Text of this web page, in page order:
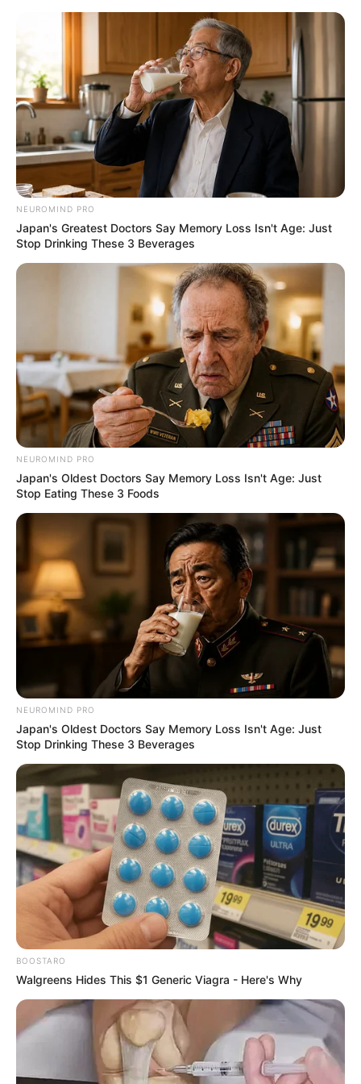
INSPIRASI
STYLE
FILM &
SERIES
NGAKAK
QUOTES
HYPE
MORE
Moonshine
NEUROMIND PRO
Japan's Greatest Doctors Say Memory Loss Isn't Age: Just
Stop Drinking These 3 Beverages
NEUROMIND PRO
Japan's Oldest Doctors Say Memory Loss Isn't Age: Just
Stop Eating These 3 Foods
NEUROMIND PRO
Japan's Oldest Doctors Say Memory Loss Isn't Age: Just
Stop Drinking These 3 Beverages
BOOSTARO
Walgreens Hides This $1 Generic Viagra - Here's Why